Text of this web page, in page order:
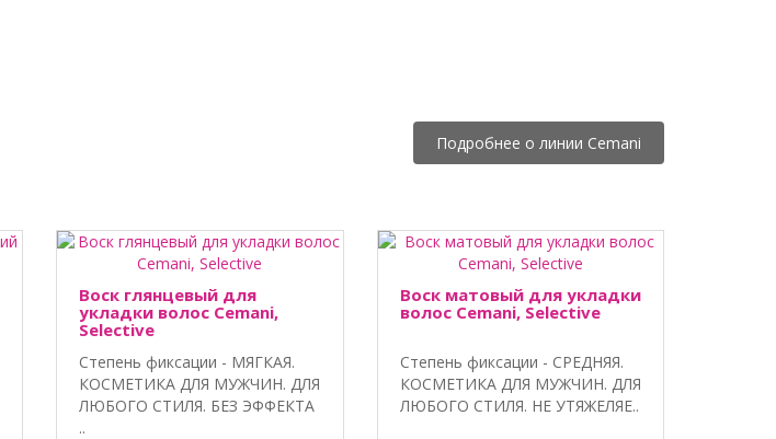
Подробнее о линии Cemani
Воск глянцевый для
укладки волос Cemani,
Selective
Степень фиксации - МЯГКАЯ.
КОСМЕТИКА ДЛЯ МУЖЧИН. ДЛЯ
ЛЮБОГО СТИЛЯ. БЕЗ ЭФФЕКТА
..
Воск матовый для укладки
волос Cemani, Selective
Степень фиксации - СРЕДНЯЯ.
КОСМЕТИКА ДЛЯ МУЖЧИН. ДЛЯ
ЛЮБОГО СТИЛЯ. НЕ УТЯЖЕЛЯЕ..